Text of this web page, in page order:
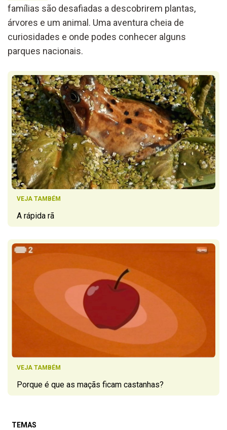
famílias são desafiadas a descobrirem plantas,
árvores e um animal. Uma aventura cheia de
curiosidades e onde podes conhecer alguns
parques nacionais.
VEJA TAMBÉM
A rápida rã
VEJA TAMBÉM
Porque é que as maçãs ficam castanhas?
TEMAS